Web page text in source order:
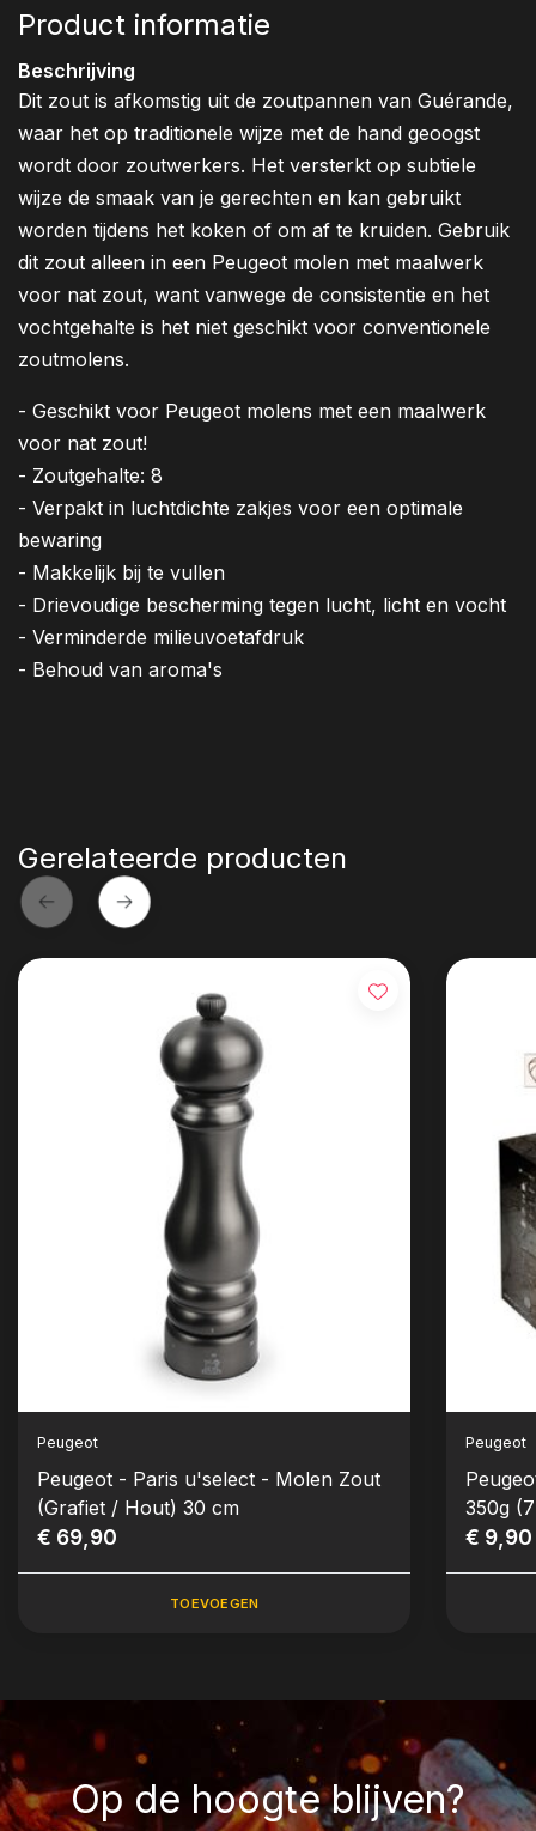
Product informatie
Beschrijving
Dit zout is afkomstig uit de zoutpannen van Guérande,
waar het op traditionele wijze met de hand geoogst
wordt door zoutwerkers. Het versterkt op subtiele
wijze de smaak van je gerechten en kan gebruikt
worden tijdens het koken of om af te kruiden. Gebruik
dit zout alleen in een Peugeot molen met maalwerk
voor nat zout, want vanwege de consistentie en het
vochtgehalte is het niet geschikt voor conventionele
zoutmolens.
- Geschikt voor Peugeot molens met een maalwerk
voor nat zout!
- Zoutgehalte: 8
- Verpakt in luchtdichte zakjes voor een optimale
bewaring
- Makkelijk bij te vullen
- Drievoudige bescherming tegen lucht, licht en vocht
- Verminderde milieuvoetafdruk
- Behoud van aroma's
Gerelateerde producten
Peugeot
Peugeot - Paris u'select - Molen Zout
(Grafiet / Hout) 30 cm
€ 69,90
TOEVOEGEN
Peugeot
350g
€ 9,90
Op de hoogte blijven?